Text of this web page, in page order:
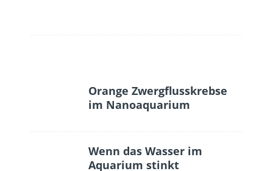
Orange Zwergflusskrebse
im Nanoaquarium
Wenn das Wasser im
Aquarium stinkt